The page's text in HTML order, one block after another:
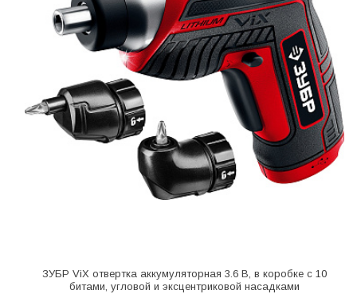
ЗУБР ViX отвертка аккумуляторная 3.6 В, в коробке с 10
битами, угловой и эксцентриковой насадками